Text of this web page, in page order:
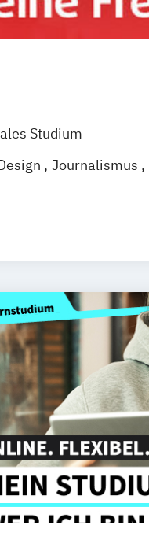
Studium
Journalismus